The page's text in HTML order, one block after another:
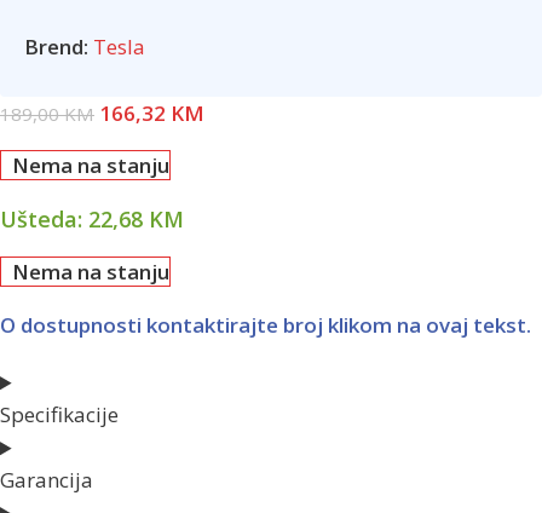
Brend: Tesla
189,00KM 166,32 KM
Nema na stanju
Ušteda: 22,68 KM
Nema na stanju
O dostupnosti kontaktirajte broj klikom na ovaj tekst.
Specifikacije
Garancija